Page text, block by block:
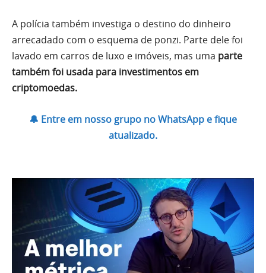
A polícia também investiga o destino do dinheiro
arrecadado com o esquema de ponzi. Parte dele foi
lavado em carros de luxo e imóveis, mas uma parte
também foi usada para investimentos em
criptomoedas.
🔔 Entre em nosso grupo no WhatsApp e fique
atualizado.